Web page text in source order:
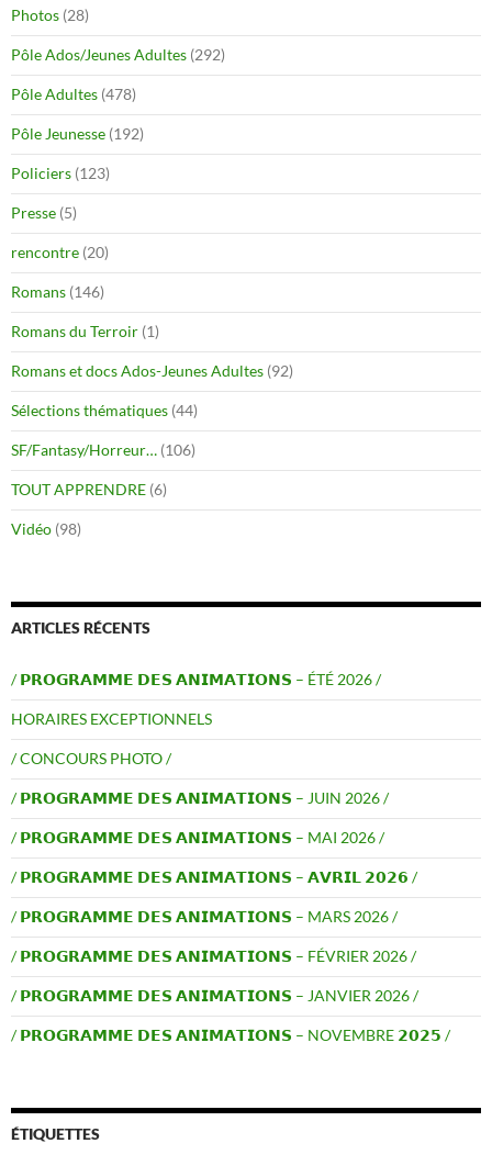
Photos (28)
Pôle Ados/Jeunes Adultes (292)
Pôle Adultes (478)
Pôle Jeunesse (192)
Policiers (123)
Presse (5)
rencontre (20)
Romans (146)
Romans du Terroir (1)
Romans et docs Ados-Jeunes Adultes (92)
Sélections thématiques (44)
SF/Fantasy/Horreur… (106)
TOUT APPRENDRE (6)
Vidéo (98)
ARTICLES RÉCENTS
/ 𝗣𝗥𝗢𝗚𝗥𝗔𝗠𝗠𝗘 𝗗𝗘𝗦 𝗔𝗡𝗜𝗠𝗔𝗧𝗜𝗢𝗡𝗦 – ÉTÉ 2026 /
HORAIRES EXCEPTIONNELS
/ CONCOURS PHOTO /
/ 𝗣𝗥𝗢𝗚𝗥𝗔𝗠𝗠𝗘 𝗗𝗘𝗦 𝗔𝗡𝗜𝗠𝗔𝗧𝗜𝗢𝗡𝗦 – JUIN 2026 /
/ 𝗣𝗥𝗢𝗚𝗥𝗔𝗠𝗠𝗘 𝗗𝗘𝗦 𝗔𝗡𝗜𝗠𝗔𝗧𝗜𝗢𝗡𝗦 – MAI 2026 /
/ 𝗣𝗥𝗢𝗚𝗥𝗔𝗠𝗠𝗘 𝗗𝗘𝗦 𝗔𝗡𝗜𝗠𝗔𝗧𝗜𝗢𝗡𝗦 – 𝗔𝗩𝗥𝗜𝗟 𝟮𝟬𝟮𝟲 /
/ 𝗣𝗥𝗢𝗚𝗥𝗔𝗠𝗠𝗘 𝗗𝗘𝗦 𝗔𝗡𝗜𝗠𝗔𝗧𝗜𝗢𝗡𝗦 – MARS 2026 /
/ 𝗣𝗥𝗢𝗚𝗥𝗔𝗠𝗠𝗘 𝗗𝗘𝗦 𝗔𝗡𝗜𝗠𝗔𝗧𝗜𝗢𝗡𝗦 – FÉVRIER 2026 /
/ 𝗣𝗥𝗢𝗚𝗥𝗔𝗠𝗠𝗘 𝗗𝗘𝗦 𝗔𝗡𝗜𝗠𝗔𝗧𝗜𝗢𝗡𝗦 – JANVIER 2026 /
/ 𝗣𝗥𝗢𝗚𝗥𝗔𝗠𝗠𝗘 𝗗𝗘𝗦 𝗔𝗡𝗜𝗠𝗔𝗧𝗜𝗢𝗡𝗦 – NOVEMBRE 𝟮𝟬𝟮𝟱 /
ÉTIQUETTES